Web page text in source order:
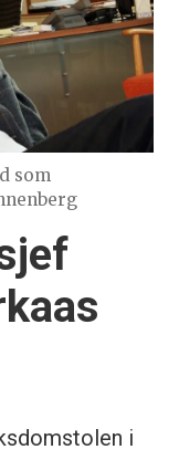
som
i